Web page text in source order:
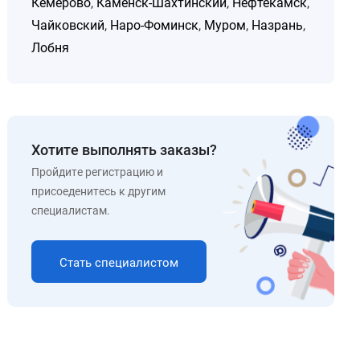
Чайковский, Наро-Фоминск, Муром, Назрань,
Лобня
Хотите выполнять заказы?
Пройдите регистрацию и
присоеденитесь к другим
специалистам.
Стать специалистом